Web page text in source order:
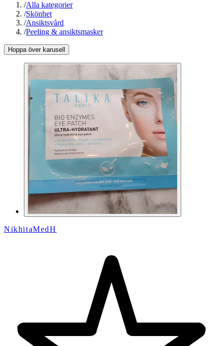
/Alla kategorier
/Skönhet
/Ansiktsvård
/Peeling & ansiktsmasker
Hoppa över karusell
NikhitaMedH